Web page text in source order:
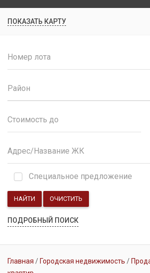
ПОКАЗАТЬ КАРТУ
Район
Специальное предложение
НАЙТИ ОЧИСТИТЬ
ПОДРОБНЫЙ ПОИСК
Главная Городская недвижимость